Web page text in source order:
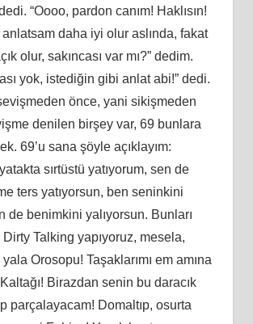
“Oooo, pardon canım! Haklısın!
daha iyi olur aslında, fakat
olur, sakıncası var mı?” dedim.
yok, istediğin gibi anlat abi!” dedi.
önce, yani sikişmeden
denilen birşey var, 69 bunlara
69’u sana şöyle açıklayım:
sırtüstü yatıyorum, sen de
ters yatıyorsun, ben seninkini
de benimkini yalıyorsun. Bunları
Talking yapıyoruz, mesela,
yala Orosopu! Taşaklarımı em amına
Birazdan senin bu daracık
parçalayacam! Domaltıp, osurta